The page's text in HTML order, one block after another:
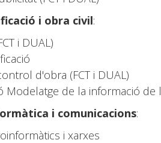
i obra civil:
i DUAL)
d'obra (FCT i DUAL)
Modelatge de la informació
i comunicacions:
i xarxes